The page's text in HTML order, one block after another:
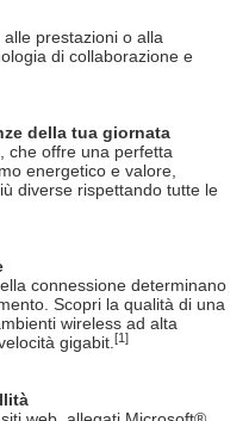
prestazioni o alla
di collaborazione e
della tua giornata
che offre una perfetta
energetico e valore,
diverse rispettando tutte le
connessione determinano
Scopri la qualità di una
wireless ad alta
gigabit. [1]